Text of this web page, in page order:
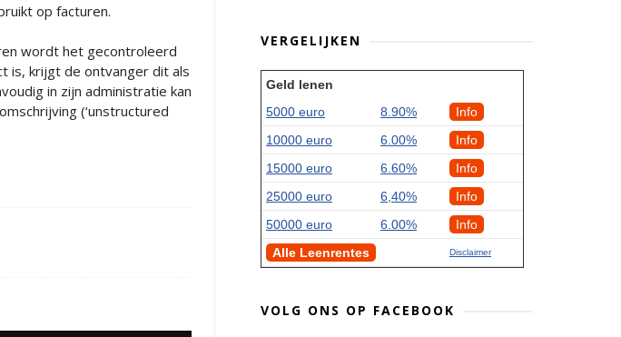
op facturen.
wordt het gecontroleerd
is, krijgt de ontvanger dit als
in zijn administratie kan
(‘unstructured
VERGELIJKEN
Geld lenen
5000 euro
8.90%
Info
10000 euro
6.00%
Info
15000 euro
6.60%
Info
25000 euro
6,40%
Info
50000 euro
6.00%
Info
Alle Leenrentes
Disclaimer
VOLG ONS OP FACEBOOK